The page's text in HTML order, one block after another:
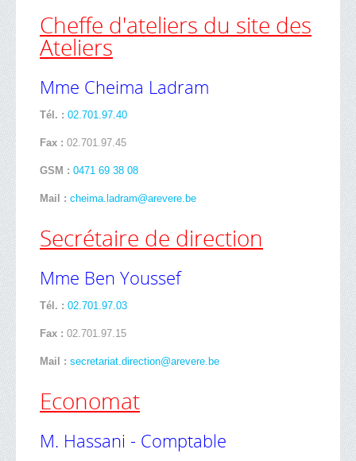
Cheffe d'ateliers du site des
Ateliers
Mme Cheima Ladram
Tél. : 02.701.97.40
Fax : 02.701.97.45
GSM : 0471 69 38 08
Mail : cheima.ladram@arevere.be
Secrétaire de direction
Mme Ben Youssef
Tél. : 02.701.97.03
Fax : 02.701.97.15
Mail : secretariat.direction@arevere.be
Economat
M. Hassani - Comptable